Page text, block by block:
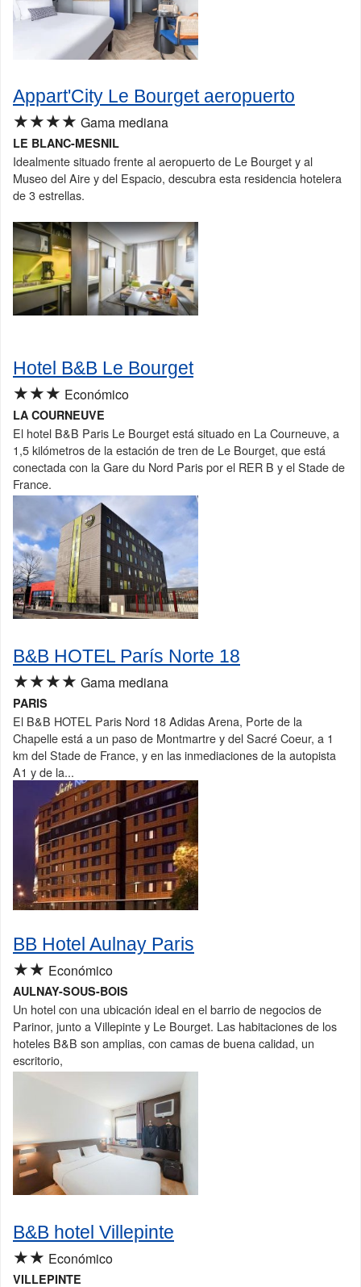
Appart'City Le Bourget aeropuerto
★★★★ Gama mediana
LE BLANC-MESNIL
Idealmente situado frente al aeropuerto de Le Bourget y al
Museo del Aire y del Espacio, descubra esta residencia hotelera
de 3 estrellas.
Hotel B&B Le Bourget
★★★ Económico
LA COURNEUVE
El hotel B&B Paris Le Bourget está situado en La Courneuve, a
1,5 kilómetros de la estación de tren de Le Bourget, que está
conectada con la Gare du Nord Paris por el RER B y el Stade de
France.
B&B HOTEL París Norte 18
★★★★ Gama mediana
PARIS
El B&B HOTEL Paris Nord 18 Adidas Arena, Porte de la
Chapelle está a un paso de Montmartre y del Sacré Coeur, a 1
km del Stade de France, y en las inmediaciones de la autopista
A1 y de la...
BB Hotel Aulnay Paris
★★ Económico
AULNAY-SOUS-BOIS
Un hotel con una ubicación ideal en el barrio de negocios de
Parinor, junto a Villepinte y Le Bourget. Las habitaciones de los
hoteles B&B son amplias, con camas de buena calidad, un
escritorio,
B&B hotel Villepinte
★★ Económico
VILLEPINTE